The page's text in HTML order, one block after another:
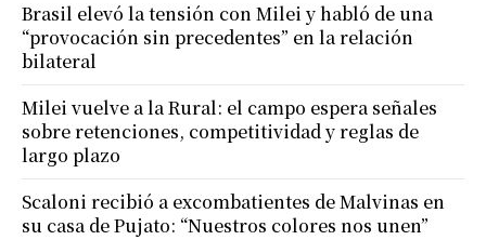
Brasil elevó la tensión con Milei y habló de una
“provocación sin precedentes” en la relación
bilateral
Milei vuelve a la Rural: el campo espera señales
sobre retenciones, competitividad y reglas de
largo plazo
Scaloni recibió a excombatientes de Malvinas en
su casa de Pujato: “Nuestros colores nos unen”